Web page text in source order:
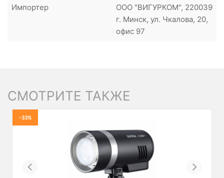
Импортер
ООО "ВИГУРКОМ", 220039
г. Минск, ул. Чкалова, 20,
офис 97
СМОТРИТЕ ТАКЖЕ
-33%
Previous Next